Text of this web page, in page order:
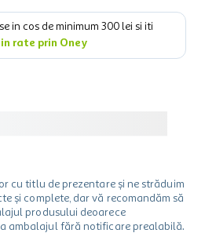
in cos de minimum 300 lei si iti
rate prin Oney
cu titlu de prezentare și ne străduim
și complete, dar vă recomandăm să
produsului deoarece
ambalajul fără notificare prealabilă.